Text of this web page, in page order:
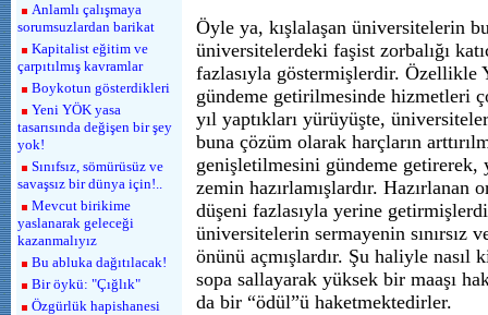
Anlamlı çalışmaya
sorumsuzlardan barikat
Kapitalist eğitim ve
çarpıtılmış kavramlar
Boykotun gösterdikleri
Yeni YÖK yasa
tasarısında değişen bir şey
yok!
Sınıfsız, sömürüsüz ve
savaşsız bir dünya için!..
Mevcut birikime
yaslanarak geleceği
kazanmalıyız
Bu abluka dağıtılacak!
Bir öykü: "Çığlık"
Özgürlük hapishanesi
Öyle ya, kışlalaşan üniversitelerin
üniversitelerdeki faşist zorbalığı
fazlasıyla göstermişlerdir. Özellikle
gündeme getirilmesinde hizmetleri
yıl yaptıkları yürüyüşte,
buna çözüm olarak harçların
genişletilmesini gündeme getirerek,
zemin hazırlamışlardır. Hazırlanan
düşeni fazlasıyla yerine
üniversitelerin sermayenin sınırsız
önünü açmışlardır. Şu haliyle
sopa sallayarak yüksek bir maaşı
da bir “ödül”ü haketmektedirler.